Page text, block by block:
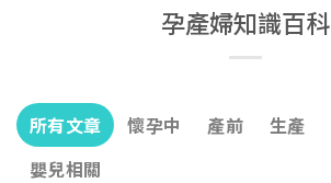
孕產婦知識百科
所有文章 懷孕中 產前 生產
嬰兒相關